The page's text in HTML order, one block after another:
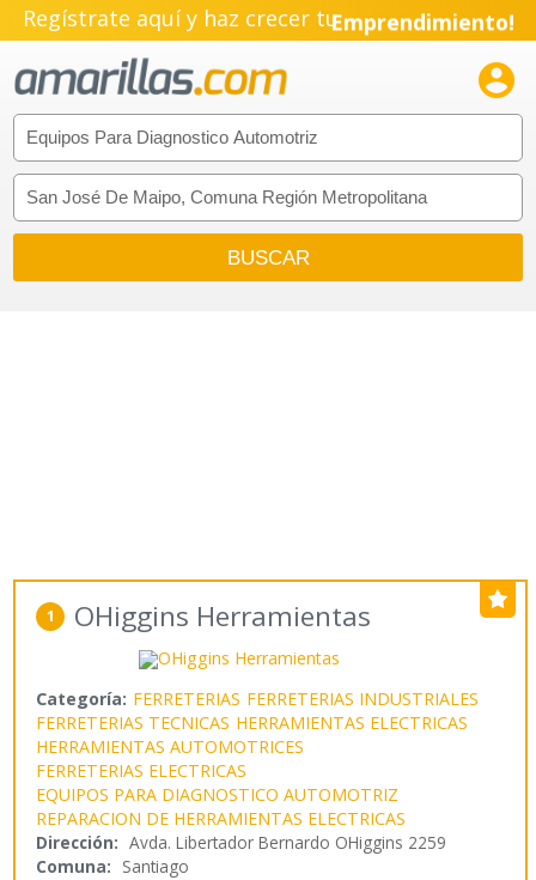
Regístrate aquí y haz crecer tuEmprendimiento!

1 OHiggins Herramientas
Categoría: FERRETERIAS FERRETERIAS INDUSTRIALES
FERRETERIAS TECNICAS HERRAMIENTAS ELECTRICAS
HERRAMIENTAS AUTOMOTRICES
FERRETERIAS ELECTRICAS
EQUIPOS PARA DIAGNOSTICO AUTOMOTRIZ
REPARACION DE HERRAMIENTAS ELECTRICAS
Dirección: Avda. Libertador Bernardo OHiggins 2259
Comuna: Santiago